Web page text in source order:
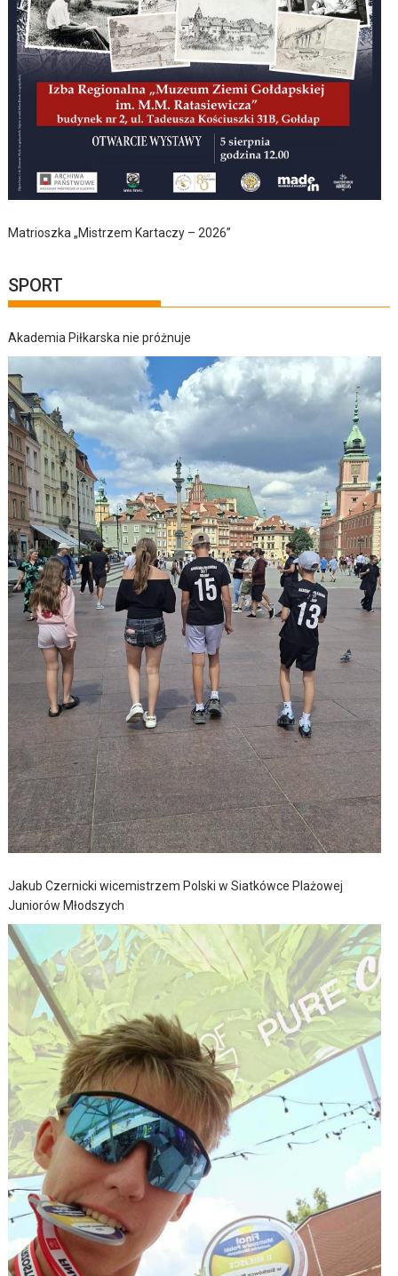
Matrioszka „Mistrzem Kartaczy – 2026”
SPORT
Akademia Piłkarska nie próżnuje
Jakub Czernicki wicemistrzem Polski w Siatkówce Plażowej
Juniorów Młodszych